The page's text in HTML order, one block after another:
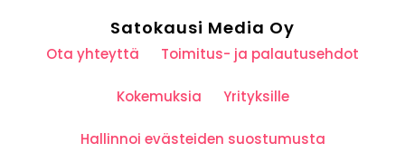
Satokausi Media Oy
Ota yhteyttä Toimitus- ja palautusehdot
Kokemuksia Yrityksille
Hallinnoi evästeiden suostumusta